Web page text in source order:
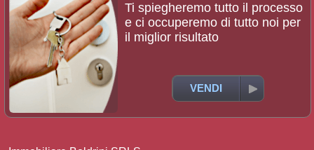
Ti spiegheremo tutto il processo
e ci occuperemo di tutto noi per
il miglior risultato
VENDI